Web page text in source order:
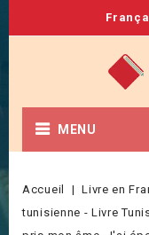
MENU
Accueil Livre en
tunisienne - Livre